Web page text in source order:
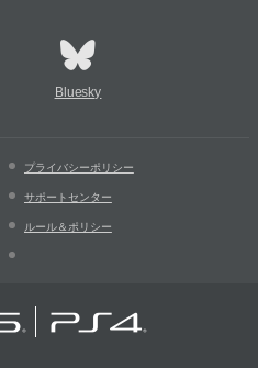
Bluesky
プライバシーポリシー
サポートセンター
ルール＆ポリシー